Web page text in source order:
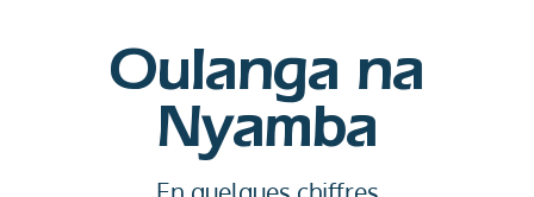
Nyamba
En quelques chiffres